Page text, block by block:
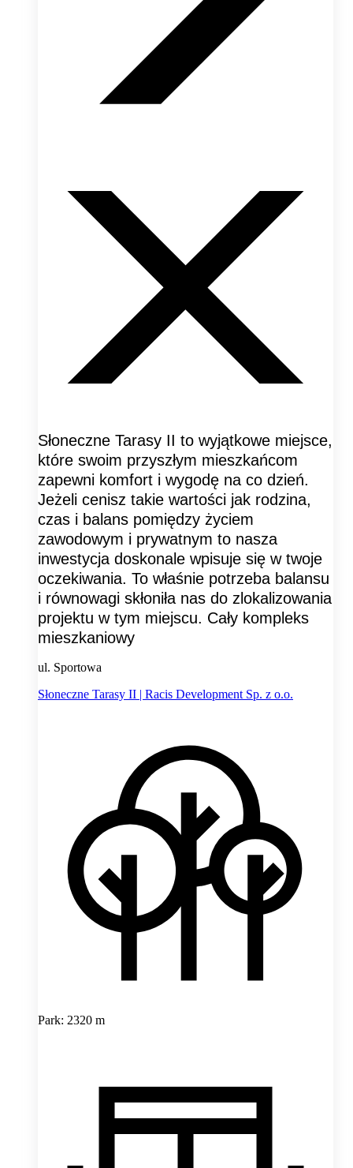
Słoneczne Tarasy II to wyjątkowe miejsce,
które swoim przyszłym mieszkańcom
zapewni komfort i wygodę na co dzień.
Jeżeli cenisz takie wartości jak rodzina,
czas i balans pomiędzy życiem
zawodowym i prywatnym to nasza
inwestycja doskonale wpisuje się w twoje
oczekiwania. To właśnie potrzeba balansu
i równowagi skłoniła nas do zlokalizowania
projektu w tym miejscu. Cały kompleks
mieszkaniowy
ul. Sportowa
Słoneczne Tarasy II | Racis Development Sp. z o.o.
Park: 2320 m